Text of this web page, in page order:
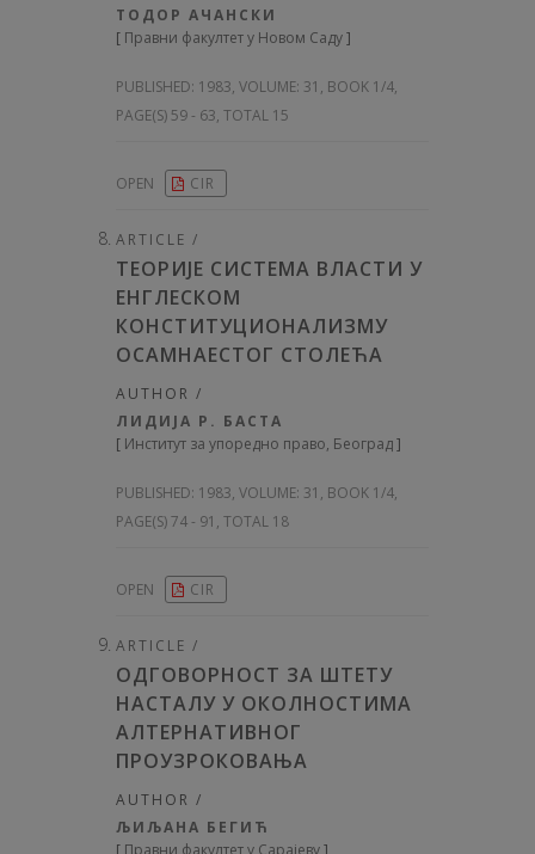
ТОДОР АЧАНСКИ
[ Правни факултет у Новом Саду]
PUBLISHED: 1983, VOLUME: 31 , BOOK 1/4,
PAGE(S) 59 - 63, TOTAL 15
OPEN CIR
ARTICLE /
ТЕОРИЈЕ СИСТЕМА ВЛАСТИ У
ЕНГЛЕСКОМ
КОНСТИТУЦИОНАЛИЗМУ
ОСАМНАЕСТОГ СТОЛЕЋА
AUTHOR /
ЛИДИЈА Р. БАСТА
[ Институт за упоредно право, Београд]
PUBLISHED: 1983, VOLUME: 31 , BOOK 1/4,
PAGE(S) 74 - 91, TOTAL 18
OPEN CIR
ARTICLE /
ОДГОВОРНОСТ ЗА ШТЕТУ
НАСТАЛУ У ОКОЛНОСТИМА
АЛТЕРНАТИВНОГ
ПРОУЗРОКОВАЊА
AUTHOR /
ЉИЉАНА БЕГИЋ